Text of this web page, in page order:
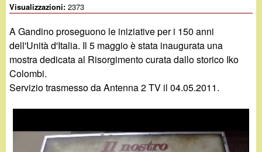
.
g
a
n
i
r
i
c
e
r
qui
Visualizzazioni:2373
A Gandino proseguono le iniziative per i 150 anni
dell'Unità d'Italia. Il 5 maggio è stata inaugurata una
mostra dedicata al Risorgimento curata dallo storico Iko
Colombi.
Servizio trasmesso da Antenna 2 TV il 04.05.2011.